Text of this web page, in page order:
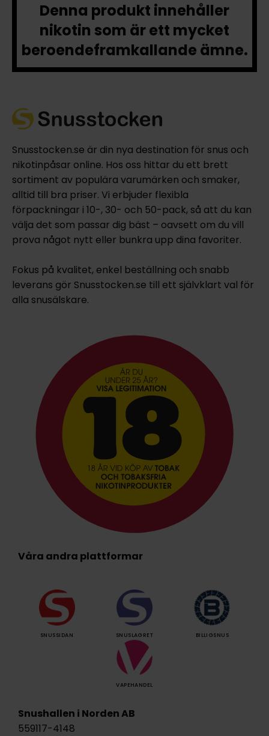
Denna produkt innehåller
nikotin som är ett mycket
beroendeframkallande ämne.
Snusstocken.se är din nya destination för snus och
nikotinpåsar online. Hos oss hittar du ett brett
sortiment av populära varumärken och smaker,
alltid till bra priser. Vi erbjuder flexibla
förpackningar i 10-, 30- och 50-pack, så att du kan
välja det som passar dig bäst – oavsett om du vill
prova något nytt eller bunkra upp dina favoriter.
Fokus på kvalitet, enkel beställning och snabb
leverans gör Snusstocken.se till ett självklart val för
alla snusälskare.
Våra andra plattformar
SNUSSIDAN SNUSLAGRET BILLIGSNUS
VAPEHANDEL
Snushallen i Norden AB
559117-4148